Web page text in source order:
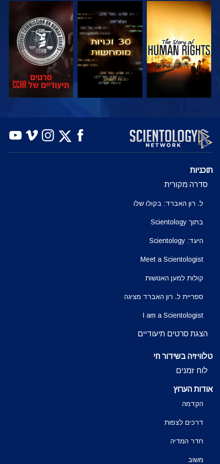
צפה צפה צפה
צפה בדוק את הסדרה
תוכניות
סדרה מקורית
ל. רון האברד: בקולו שלו
בתוך Scientology
היעד: Scientology
Meet a Scientologist
קולות למען האנושות
ספריית ל. רון האברד מציגה
I am a Scientologist
הצגת סרטים תיעודיים
טלוויזיה בשידור חי
לוח זמנים
אודות הערוץ
הקדמה
דרכים לצפות
חדר המדיה
משוב